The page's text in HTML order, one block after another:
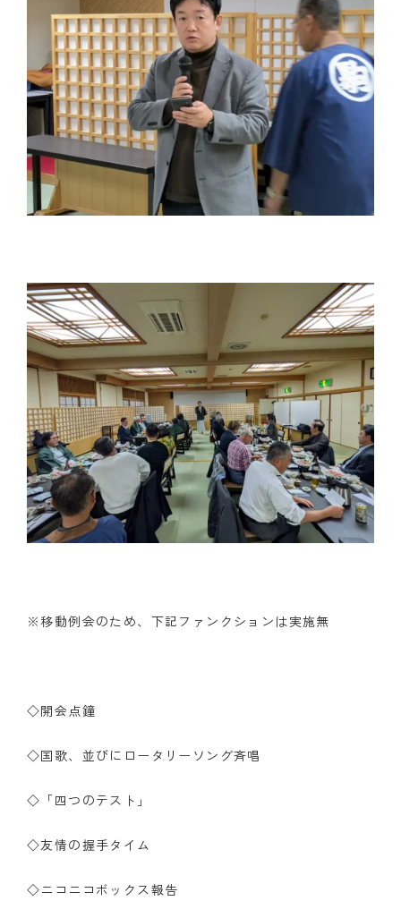
情報公開
入会のご案内
※移動例会のため、下記ファンクションは実施無
◇開会点鐘
◇国歌、並びにロータリーソング斉唱
◇「四つのテスト」
◇友情の握手タイム
◇ニコニコボックス報告